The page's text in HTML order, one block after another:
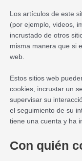
Los artículos de este
(por ejemplo, videos,
incrustado de otros
misma manera que si
web.
Estos sitios web
cookies, incrustar un
supervisar su
el seguimiento de su
tiene una cuenta y ha
Con quién